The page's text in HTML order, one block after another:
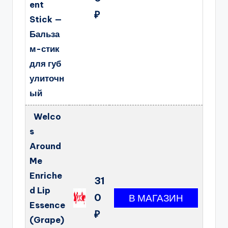
ent
Stick —
Бальза
м-стик
для губ
улиточн
ый
₽
Welco
s
Around
Me
Enriche
d Lip
Essence
(Grape)
31
0
₽